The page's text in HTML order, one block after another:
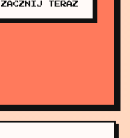
TERAZ